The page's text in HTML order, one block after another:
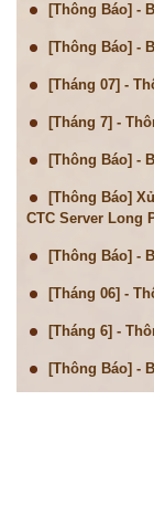
[Thông Báo] -
[Thông Báo] -
[Tháng 07] -
[Tháng 7] -
[Thông Báo] -
[Thông Báo]
CTC Server Long
[Thông Báo] -
[Tháng 06] -
[Tháng 6] -
[Thông Báo] -